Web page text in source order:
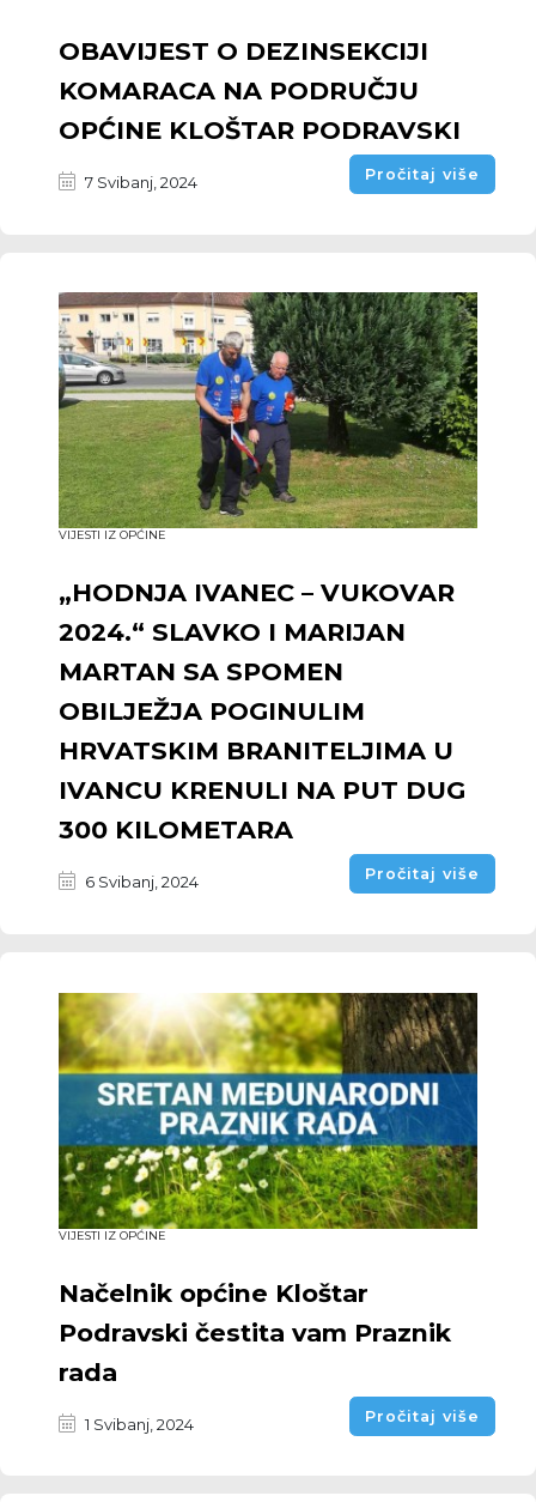
OBAVIJEST O DEZINSEKCIJI
KOMARACA NA PODRUČJU
OPĆINE KLOŠTAR PODRAVSKI
7 Svibanj, 2024 Pročitaj više
VIJESTI IZ OPĆINE
„HODNJA IVANEC – VUKOVAR
2024.“ SLAVKO I MARIJAN
MARTAN SA SPOMEN
OBILJEŽJA POGINULIM
HRVATSKIM BRANITELJIMA U
IVANCU KRENULI NA PUT DUG
300 KILOMETARA
6 Svibanj, 2024 Pročitaj više
VIJESTI IZ OPĆINE
Načelnik općine Kloštar
Podravski čestita vam Praznik
rada
1 Svibanj, 2024 Pročitaj više